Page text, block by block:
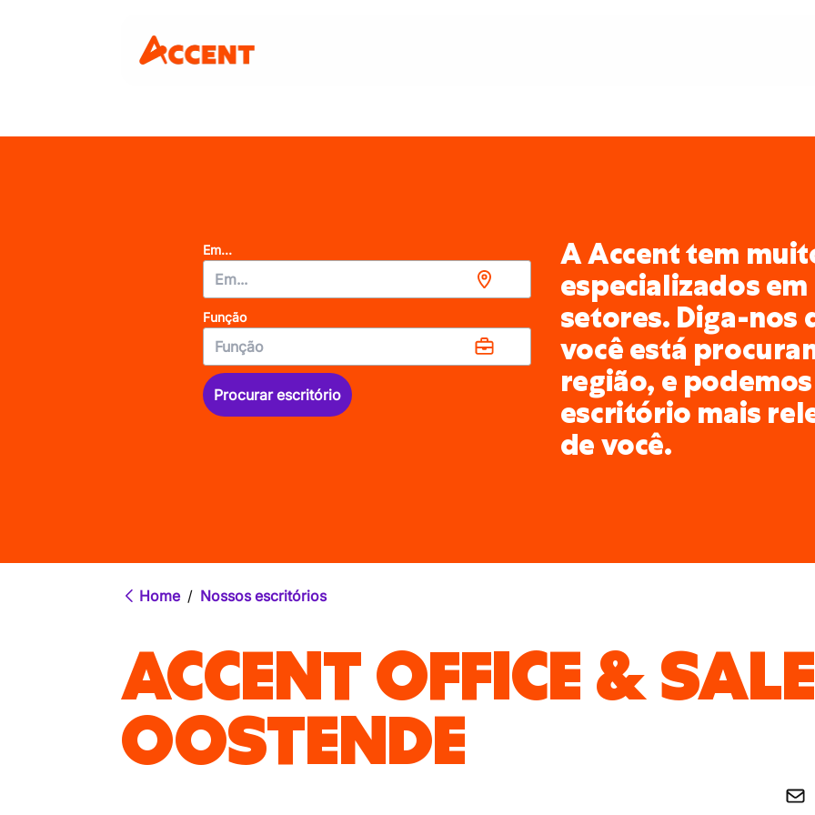
Em...
Função
Procurar escritório
A Accent tem
especializados
setores. Diga-nos
você está
região, e
escritório mais
de você.
Home / Nossos escritórios
ACCENT OFFICE &
OOSTENDE